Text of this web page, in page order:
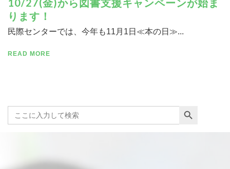
10/27(金)から図書支援キャンペーンが始ま
ります！
民際センターでは、今年も11月1日≪本の日≫...
READ MORE
Search
for:
Search Button